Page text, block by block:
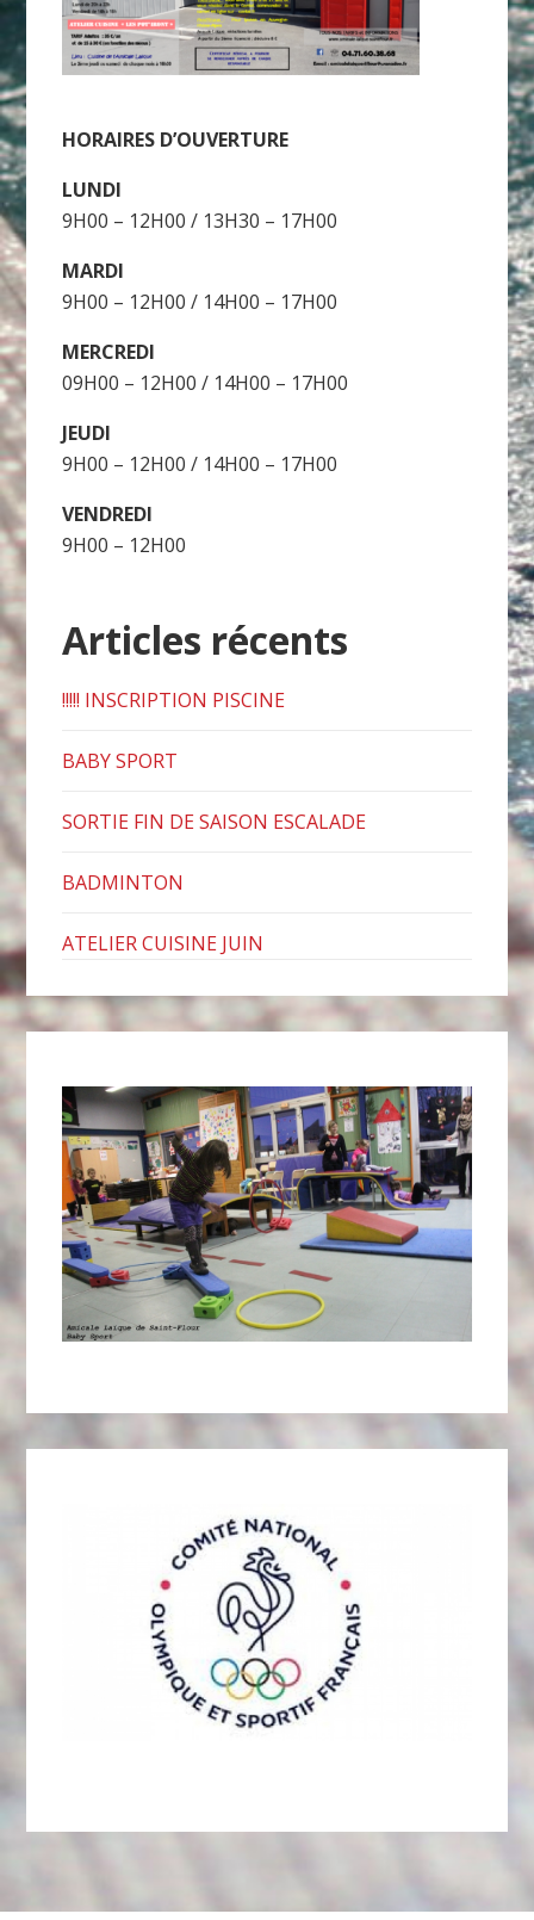
HORAIRES D’OUVERTURE
LUNDI
9H00 – 12H00 / 13H30 – 17H00
MARDI
9H00 – 12H00 / 14H00 – 17H00
MERCREDI
09H00 – 12H00 / 14H00 – 17H00
JEUDI
9H00 – 12H00 / 14H00 – 17H00
VENDREDI
9H00 – 12H00
Articles récents
!!!!! INSCRIPTION PISCINE
BABY SPORT
SORTIE FIN DE SAISON ESCALADE
BADMINTON
ATELIER CUISINE JUIN